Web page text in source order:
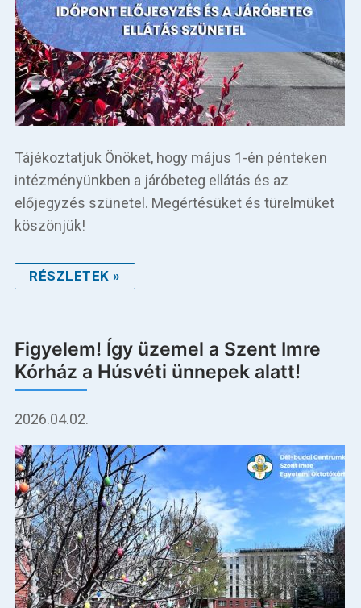
Tájékoztatjuk Önöket, hogy május 1-én pénteken
intézményünkben a járóbeteg ellátás és az
előjegyzés szünetel. ​Megértésüket és türelmüket
köszönjük!
RÉSZLETEK »
Figyelem! Így üzemel a Szent Imre
Kórház a Húsvéti ünnepek alatt!
2026.04.02.